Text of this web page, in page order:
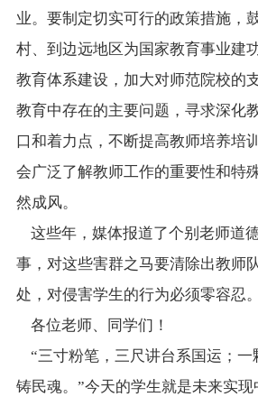
业。要制定切实可行的政策措施，
村、到边远地区为国家教育事业建
教育体系建设，加大对师范院校的
教育中存在的主要问题，寻求深化
口和着力点，不断提高教师培养培
会广泛了解教师工作的重要性和特
然成风。
这些年，媒体报道了个别老师道
事，对这些害群之马要清除出教师
处，对侵害学生的行为必须零容忍。
各位老师、同学们！
“三寸粉笔，三尺讲台系国运；一
铸民魂。”今天的学生就是未来实